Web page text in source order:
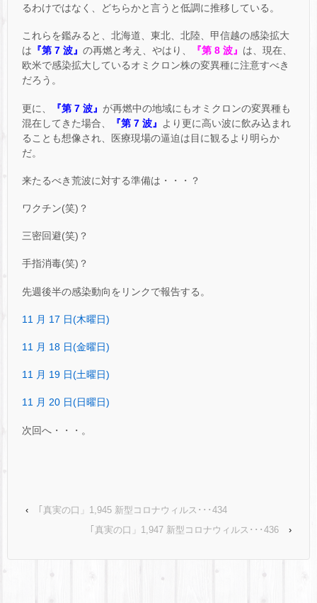
るわけではなく、どちらかと言うと低調に推移している。
これらを鑑みると、北海道、東北、北陸、甲信越の感染拡大
は 『第 7 波』 の再燃と考え、やはり、 『第 8 波』 は、現在、
欧米で感染拡大しているオミクロン株の変異種に注意すべき
だろう。
更に、 『第 7 波』 が再燃中の地域にもオミクロンの変異種も
混在してきた場合、
『第 7 波』
より更に高い波に飲み込まれ
ることも想像され、医療現場の逼迫は目に観るより明らか
だ。
来たるべき荒波に対する準備は・・・？
ワクチン(笑)？
三密回避(笑)？
手指消毒(笑)？
先週後半の感染動向をリンクで報告する。
11 月 17 日(木曜日)
11 月 18 日(金曜日)
11 月 19 日(土曜日)
11 月 20 日(日曜日)
次回へ・・・。
‹
｢真実の口」1,945 新型コロナウィルス･･･434
｢真実の口」1,947 新型コロナウィルス･･･436
›